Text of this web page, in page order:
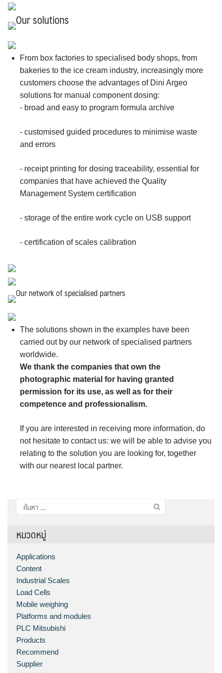
Our solutions
From box factories to specialised body shops, from
bakeries to the ice cream industry, increasingly more
customers choose the advantages of Dini Argeo
solutions for manual component dosing:
- broad and easy to program formula archive
- customised guided procedures to minimise waste
and errors
- receipt printing for dosing traceability, essential for
companies that have achieved the Quality
Management System certification
- storage of the entire work cycle on USB support
- certification of scales calibration
Our network of specialised partners
The solutions shown in the examples have been
carried out by our network of specialised partners
worldwide.
We thank the companies that own the
photographic material for having granted
permission for its use, as well as for their
competence and professionalism.
If you are interested in receiving more information, do
not hesitate to contact us: we will be able to advise you
relating to the solution you are looking for, together
with our nearest local partner.
ค้นหา
สำหรับ:
หมวดหมู่
Applications
Content
Industrial Scales
Load Cells
Mobile weighing
Platforms and modules
PLC Mitsubishi
Products
Recommend
Supplier